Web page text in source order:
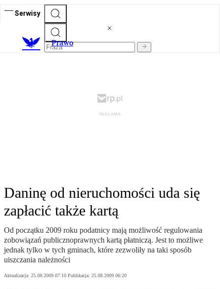
Serwisy
Prawo
Daninę od nieruchomości uda się
zapłacić także kartą
Od początku 2009 roku podatnicy mają możliwość regulowania
zobowiązań publicznoprawnych kartą płatniczą. Jest to możliwe
jednak tylko w tych gminach, które zezwoliły na taki sposób
uiszczania należności
Aktualizacja: 25.08.2009 07:10 Publikacja: 25.08.2009 06:20